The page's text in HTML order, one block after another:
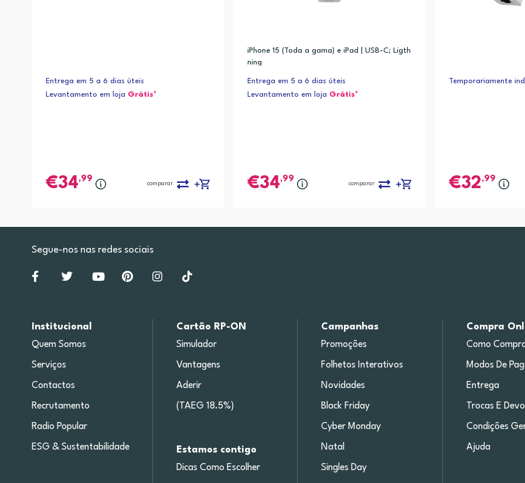
Entrega em 5 a 6 dias úteis
Levantamento em loja Grátis*
34,99
comparar
iPhone 15 (Toda a gama) e iPad | USB-C; Ligth
ning
Entrega em 5 a 6 dias úteis
Levantamento em loja Grátis*
34,99
comparar
Temporariamente
32 ,99
Segue-nos nas redes sociais
Institucional
Quem Somos
Serviços
Contactos
Recrutamento
Radio Popular
ESG & Sustentabilidade
Cartão RP-ON
Simulador
Vantagens
Aderir
(TAEG 18.5%)
Estamos contigo
Dicas Como Escolher
Campanhas
Promoções
Folhetos Interativos
Novidades
Black Friday
Cyber Monday
Natal
Singles Day
Compra
Como
Modos De
Entrega
Trocas E
Condições
Ajuda